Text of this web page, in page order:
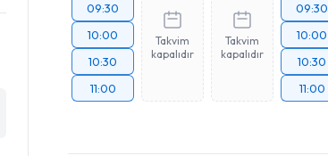
09:30
10:00
10:30
11:00
Takvim
kapalıdır
Takvim
kapalıdır
09:30
10:00
10:30
11:00